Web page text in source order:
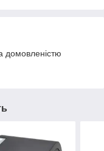
домовленістю